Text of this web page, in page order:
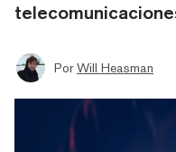
Por Will Heasman